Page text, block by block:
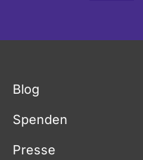
Blog
Spenden
Presse